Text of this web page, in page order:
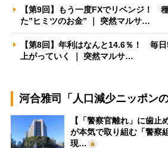
【第9回】もう一度FXでリベンジ！
た”ヒミツのお金” ｜ 突然マルサ…
【第8回】年利はなんと14.6％！ 毎
上がっていく ｜ 突然マルサ…
河合雅司「人口減少ニッポンの
【「警察官離れ」に歯止
が本気で取り組む「警
現…